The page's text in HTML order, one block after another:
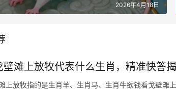
2026年4月18日
壁滩上放牧代表什么生肖，精准快答
上放牧指的是生肖羊、生肖马、生肖牛欲钱看戈壁滩